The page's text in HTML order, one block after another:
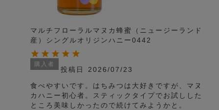
マルチフローラルマヌカ蜂蜜（ニュージーランド
産）シングルオリジンハニー0442
購入者
投稿日 2026/07/23
食べやすいです。はちみつは大好きですが、マヌ
カハニー初心者。スティックタイプでお試しした
ところ美味しかったので続けてみようかと。